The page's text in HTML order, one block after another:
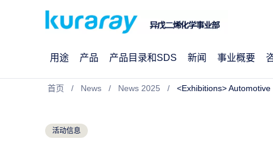
用途 产品 产品目录和SDS 新闻 事业概要
首页 News News 2025 <Exhibitions>
活动信息